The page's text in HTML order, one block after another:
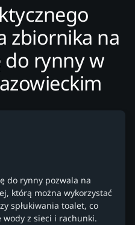
zbiornika na
do rynny w
do rynny pozwala na
którą można wykorzystać
spłukiwania toalet, co
wody z sieci i rachunki.